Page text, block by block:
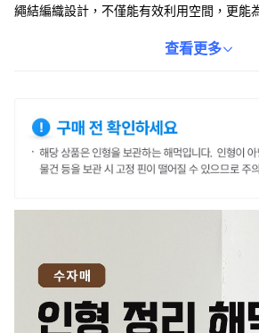
繩結編織設計，不僅能有效利用空間，更能
洗設計方便清潔，隨時保持乾淨整潔，讓孩
查看更多